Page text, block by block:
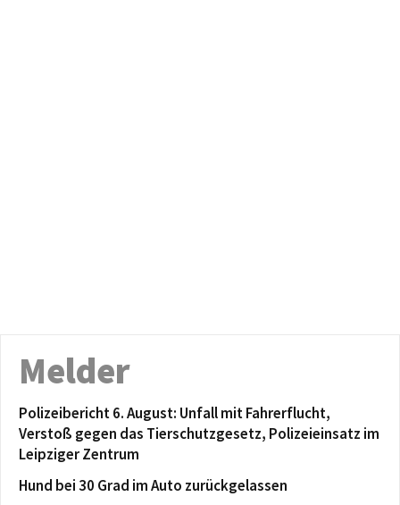
Melder
Polizeibericht 6. August: Unfall mit Fahrerflucht,
Verstoß gegen das Tierschutzgesetz, Polizeieinsatz im
Leipziger Zentrum
Hund bei 30 Grad im Auto zurückgelassen